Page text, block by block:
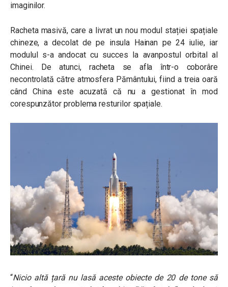
imaginilor.
Racheta masivă, care a livrat un nou modul stației spațiale
chineze, a decolat de pe insula Hainan pe 24 iulie, iar
modulul s-a andocat cu succes la avanpostul orbital al
Chinei. De atunci, racheta se afla într-o coborâre
necontrolată către atmosfera Pământului, fiind a treia oară
când China este acuzată că nu a gestionat în mod
corespunzător problema resturilor spațiale.
“Nicio altă țară nu lasă aceste obiecte de 20 de tone să